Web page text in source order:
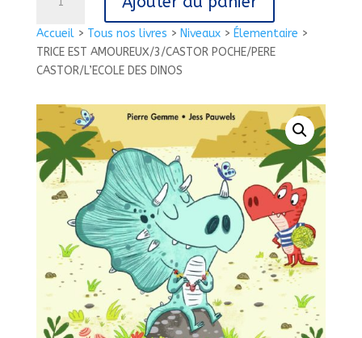
Accueil> Tous nos livres > Niveaux> Élementaire >
TRICE EST AMOUREUX/3/CASTOR POCHE/PERE
CASTOR/L’ECOLE DES DINOS
TRICE
EST
AMOUREUX/3/CASTOR
DES
DINOS